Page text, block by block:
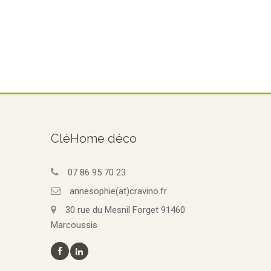
CléHome déco
07 86 95 70 23
annesophie(at)cravino.fr
30 rue du Mesnil Forget 91460
Marcoussis